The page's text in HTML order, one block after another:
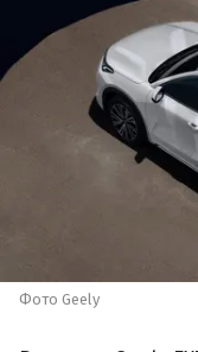
Фото Geely